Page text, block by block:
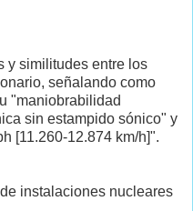
y similitudes entre los
señalando como
"maniobrabilidad
sin estampido sónico" y
[11.260-12.874 km/h]".
instalaciones nucleares